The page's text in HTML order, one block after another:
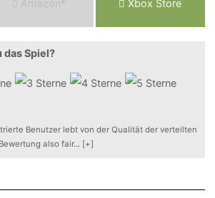
Ama o n* Xbox Store
Spiel?
Benutzer lebt von der Qualität der verteilten
also fair... [+]